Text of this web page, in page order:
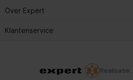
Over Expert
Expert Service
Contact met Expert
Klantenservice
Kopen & reserveren Realisatie: